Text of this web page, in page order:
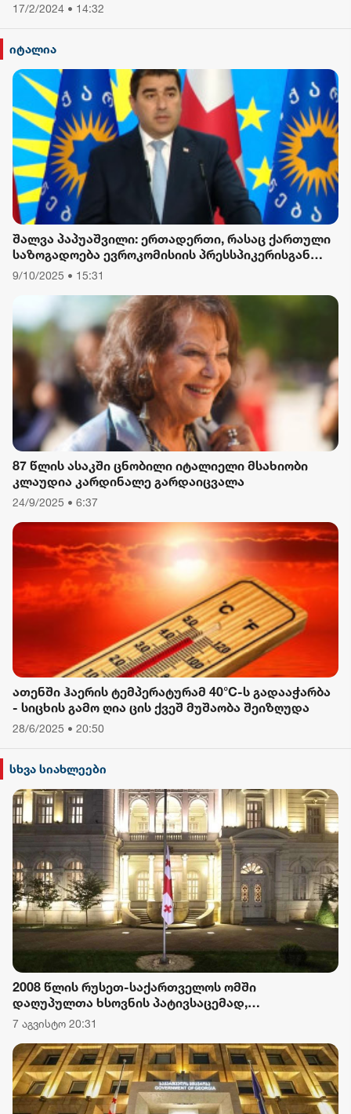
17/2/2024 • 14:32
იტალია
შალვა პაპუაშვილი: ერთადერთი, რასაც ქართული
საზოგადოება ევროკომისიის პრესსპიკერისგან
მოელის, არის ბოდიში ხელისუფლების დამხობის
9/10/2025 • 15:31
87 წლის ასაკში ცნობილი იტალიელი მსახიობი
კლაუდია კარდინალე გარდაიცვალა
24/9/2025 • 6:37
ათენში ჰაერის ტემპერატურამ 40°C-ს გადააჭარბა
- სიცხის გამო ღია ცის ქვეშ მუშაობა შეიზღუდა
28/6/2025 • 20:50
სხვა სიახლეები
2008 წლის რუსეთ-საქართველოს ომში
დაღუპულთა ხსოვნის პატივსაცემად,
საქართველოს პრეზიდენტის სასახლეზე
სახელმწიფო დროშა დაეშვა
7 აგვისტო 20:31